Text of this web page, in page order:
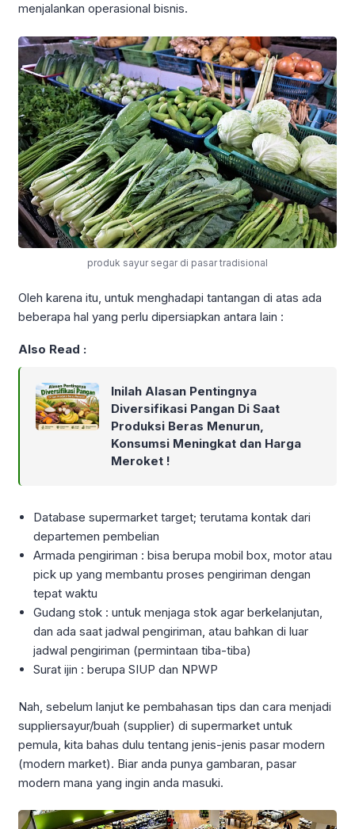
menjalankan operasional bisnis.
produk sayur segar di pasar tradisional
Oleh karena itu, untuk menghadapi tantangan di atas ada
beberapa hal yang perlu dipersiapkan antara lain :
Also Read :
Inilah Alasan Pentingnya
Diversifikasi Pangan Di Saat
Produksi Beras Menurun,
Konsumsi Meningkat dan Harga
Meroket !
Database supermarket target; terutama kontak dari
departemen pembelian
Armada pengiriman : bisa berupa mobil box, motor atau
pick up yang membantu proses pengiriman dengan
tepat waktu
Gudang stok : untuk menjaga stok agar berkelanjutan,
dan ada saat jadwal pengiriman, atau bahkan di luar
jadwal pengiriman (permintaan tiba-tiba)
Surat ijin : berupa SIUP dan NPWP
Nah, sebelum lanjut ke pembahasan tips dan cara menjadi
suppliersayur/buah (supplier) di supermarket untuk
pemula, kita bahas dulu tentang jenis-jenis pasar modern
(modern market). Biar anda punya gambaran, pasar
modern mana yang ingin anda masuki.